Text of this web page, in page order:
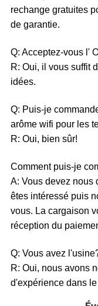
rechange gratuites
de garantie.
Q: Acceptez-vous l'
R: Oui, il vous suffit
idées.
Q: Puis-je
arôme wifi pour les
R: Oui, bien sûr!
Comment puis-je
A: Vous devez nous
êtes intéressé puis
vous. La cargaison
réception du
Q: Vous avez
R: Oui, nous avons
d'expérience dans